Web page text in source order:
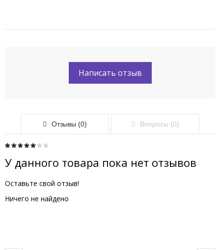
Написать отзыв
Отзывы (0) Вопросы (0)
У данного товара пока нет отзывов
Оставьте свой отзыв!
Ничего не найдено